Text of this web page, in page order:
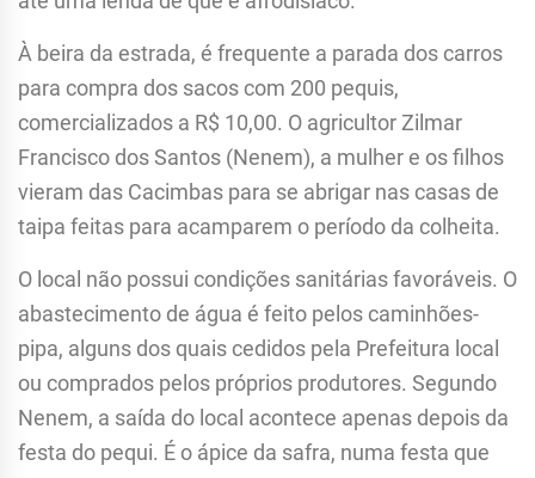
À beira da estrada, é frequente a parada dos carros
para compra dos sacos com 200 pequis,
comercializados a R$ 10,00. O agricultor Zilmar
Francisco dos Santos (Nenem), a mulher e os filhos
vieram das Cacimbas para se abrigar nas casas de
taipa feitas para acamparem o período da colheita.
O local não possui condições sanitárias favoráveis. O
abastecimento de água é feito pelos caminhões-
pipa, alguns dos quais cedidos pela Prefeitura local
ou comprados pelos próprios produtores. Segundo
Nenem, a saída do local acontece apenas depois da
festa do pequi. É o ápice da safra, numa festa que